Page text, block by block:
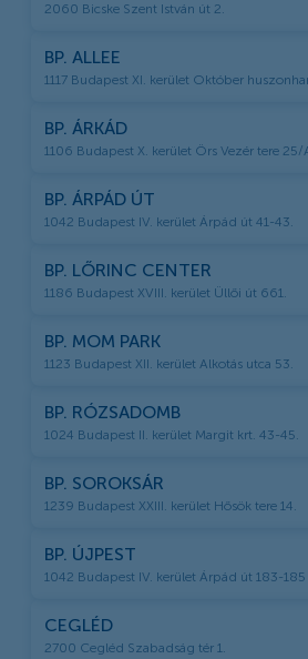
2060 Bicske Szent István út 2.
BP. ALLEE
1117 Budapest XI. kerület Október
BP. ÁRKÁD
1106 Budapest X. kerület Örs Vezér tere 25/
BP. ÁRPÁD ÚT
1042 Budapest IV. kerület Árpád út 41-43.
BP. LŐRINC CENTER
1186 Budapest XVIII. kerület Üllői út 661.
BP. MOM PARK
1123 Budapest XII. kerület Alkotás utca 53.
BP. RÓZSADOMB
1024 Budapest II. kerület Margit krt. 43-45.
BP. SOROKSÁR
1239 Budapest XXIII. kerület Hősök tere 14.
BP. ÚJPEST
1042 Budapest IV. kerület Árpád út 183-185
CEGLÉD
2700 Cegléd Szabadság tér 1.